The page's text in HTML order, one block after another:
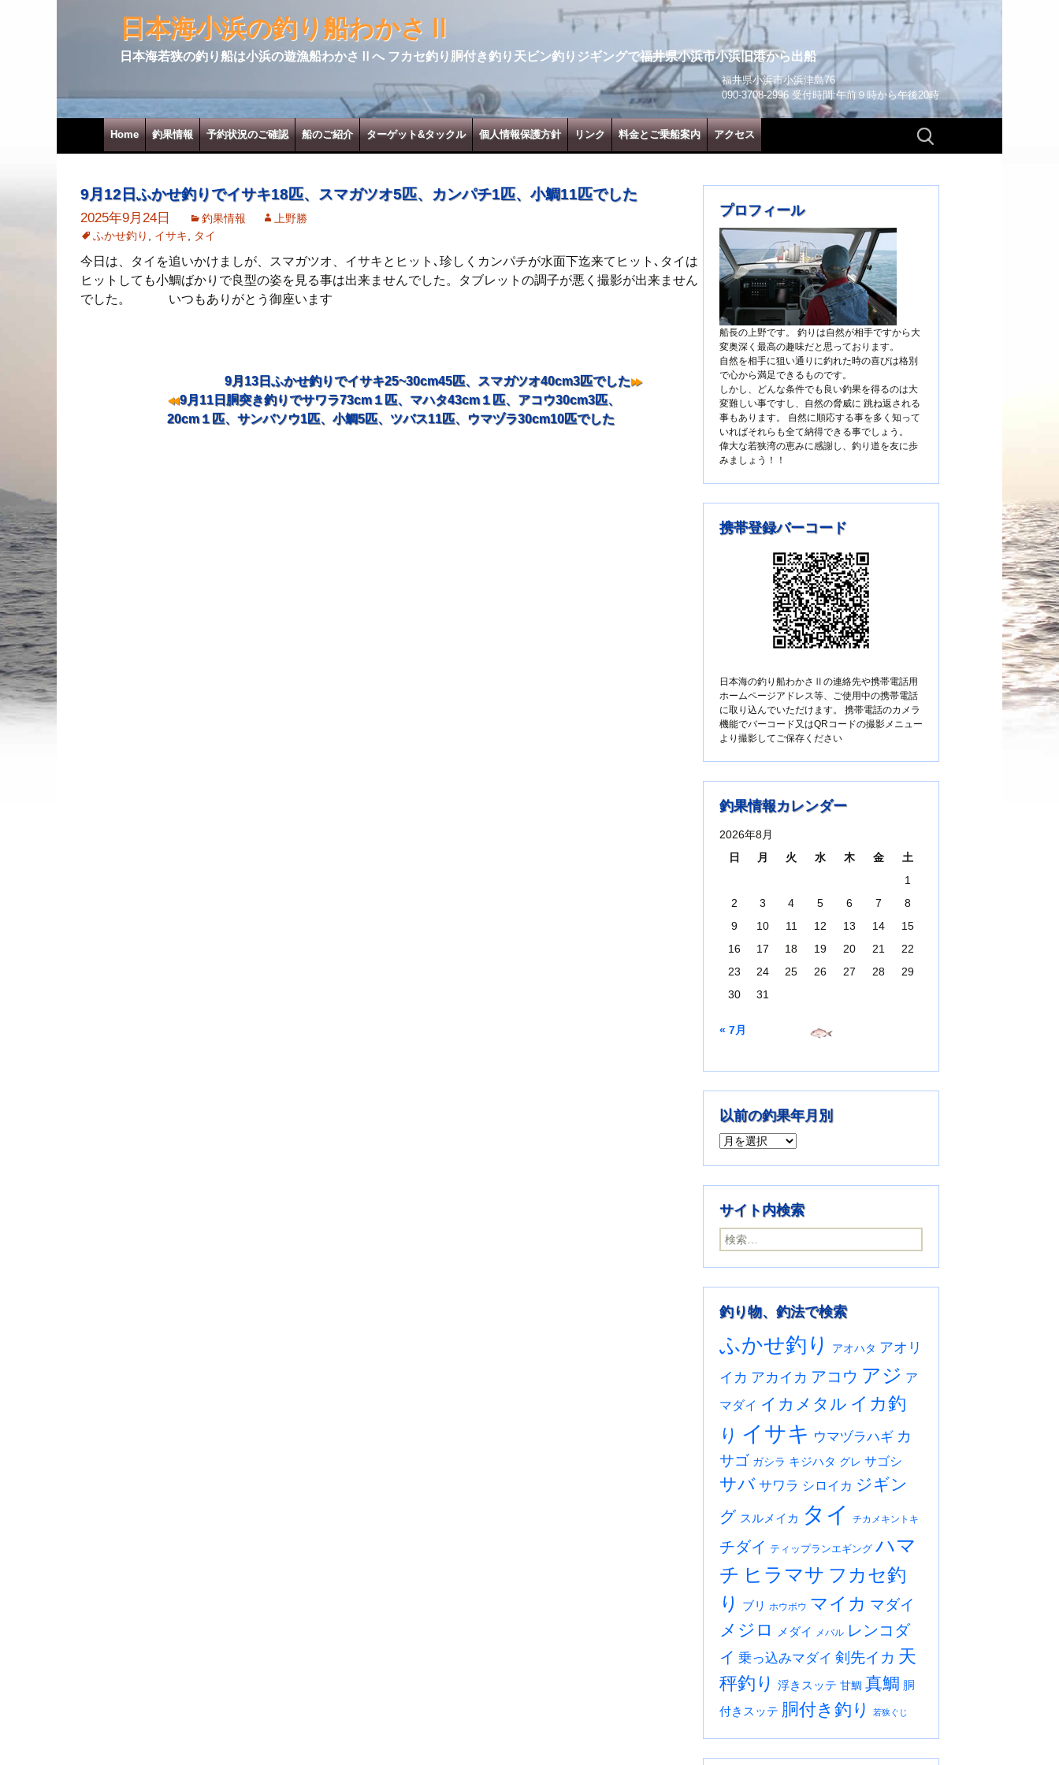
日本海小浜の釣り船わかさⅡ
日本海若狭の釣り船は小浜の遊漁船わかさⅡへ フカセ釣り胴付き釣り天ビン釣りジギングで福井県小浜市小浜旧港から出船
福井県小浜市小浜津島76
090-3708-2996 受付時間:午前９時から午後20時
コンテンツへ移動
Home 釣果情報 予約状況のご確認 船のご紹介 ターゲット&タックル 個人情報保護方針 リンク 料金とご乗船案内 アクセス
検
9月12日ふかせ釣りでイサキ18匹、スマガツオ5匹、カンパチ1匹、小鯛11匹でした
2025年9月24日 釣果情報
上野勝
ふかせ釣り
イサキ タイ
今日は、タイを追いかけましが、スマガツオ、イサキとヒット､珍しくカンパチが水面下迄来てヒット､タイは
ヒットしても小鯛ばかりで良型の姿を見る事は出来ませんでした。タブレットの調子が悪く撮影が出来ません
でした。 いつもありがとう御座います
投稿ナビゲーション
9月13日ふかせ釣りでイサキ25~30cm45匹、スマガツオ40cm3匹でした
9月11日胴突き釣りでサワラ73cm１匹、マハタ43cm１匹、アコウ30cm3匹、
20cm１匹、サンバソウ1匹、小鯛5匹、ツバス11匹、ウマヅラ30cm10匹でした
プロフィール
船長の上野です。 釣りは自然が相手ですから大
変奥深く最高の趣味だと思っております。
自然を相手に狙い通りに釣れた時の喜びは格別
で心から満足できるものです。
しかし、どんな条件でも良い釣果を得るのは大
変難しい事ですし、自然の脅威に 跳ね返される
事もあります。 自然に順応する事を多く知って
いればそれらも全て納得できる事でしょう。
偉大な若狭湾の恵みに感謝し、釣り道を友に歩
みましょう！！
携帯登録バーコード
日本海の釣り船わかさⅡの連絡先や携帯電話用
ホームページアドレス等、ご使用中の携帯電話
に取り込んでいただけます。 携帯電話のカメラ
機能でバーコード又はQRコードの撮影メニュー
より撮影してご保存ください
釣果情報カレンダー
2026年8月
日
月 火 水 木 金
土
1
2
3 4 5 6 7
8
9
10 11 12 13 14
15
16
17 18 19 20 21
22
23
24 25 26 27 28
29
30
31
« 7月
以前の釣果年月別
以前の釣果年月別
サイト内検索
検索:
釣り物、釣法で検索
ふかせ釣り アオハタ アオリ
イカ アカイカ アコウ アジ ア
マダイ イカメタル イカ釣
り イサキ ウマヅラハギ カ
サゴ ガシラ キジハタ グレ サゴシ
サバ サワラ シロイカ ジギン
グ スルメイカ タイ チカメキントキ
チダイ ティップランエギング ハマ
チ ヒラマサ フカセ釣
り
ブリ ホウボウ マイカ マダイ
メジロ メダイ メバル レンコダ
イ 乗っ込みマダイ 剣先イカ 天
秤釣り 浮きスッテ 甘鯛 真鯛 胴
付きスッテ 胴付き釣り 若狭ぐじ